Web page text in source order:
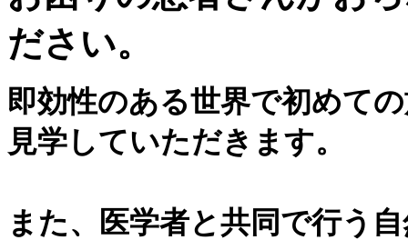
ださい。
即効性のある世界で初めて
見学していただきます。
また、医学者と共同で行う